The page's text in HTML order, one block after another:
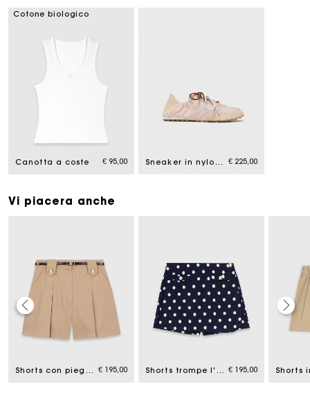
Cotone biologico
Canotta a coste € 95,00 Sneaker in nylon con multi-lacci € 225,00
Vi piacera anche
Shorts con pieghe in cotone € 195,00 Shorts trompe l'œil in misto lino € 195,00 Shorts
La carta regalo Maje: il modo migliore per fare il regalo
Consegna a domicilio offerta entro 2-3 giorni